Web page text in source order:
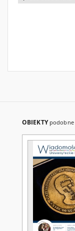
OBIEKTY podobne